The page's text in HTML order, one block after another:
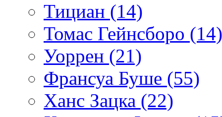
Тициан (14)
Томас Гейнсборо (14)
Уоррен (21)
Франсуа Буше (55)
Ханс Зацка (22)